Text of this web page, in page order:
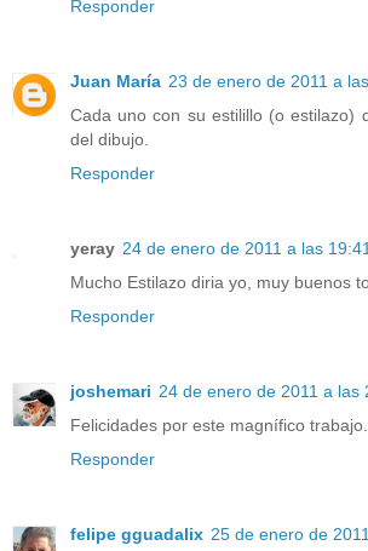
Responder
Juan María 23 de enero de 2011 a
Cada uno con su estilillo (o estilazo)
del dibujo.
Responder
yeray 24 de enero de 2011 a las
Mucho Estilazo diria yo, muy buenos
Responder
joshemari 24 de enero de 2011 a las
Felicidades por este magnífico trabajo.
Responder
felipe gguadalix 25 de enero de